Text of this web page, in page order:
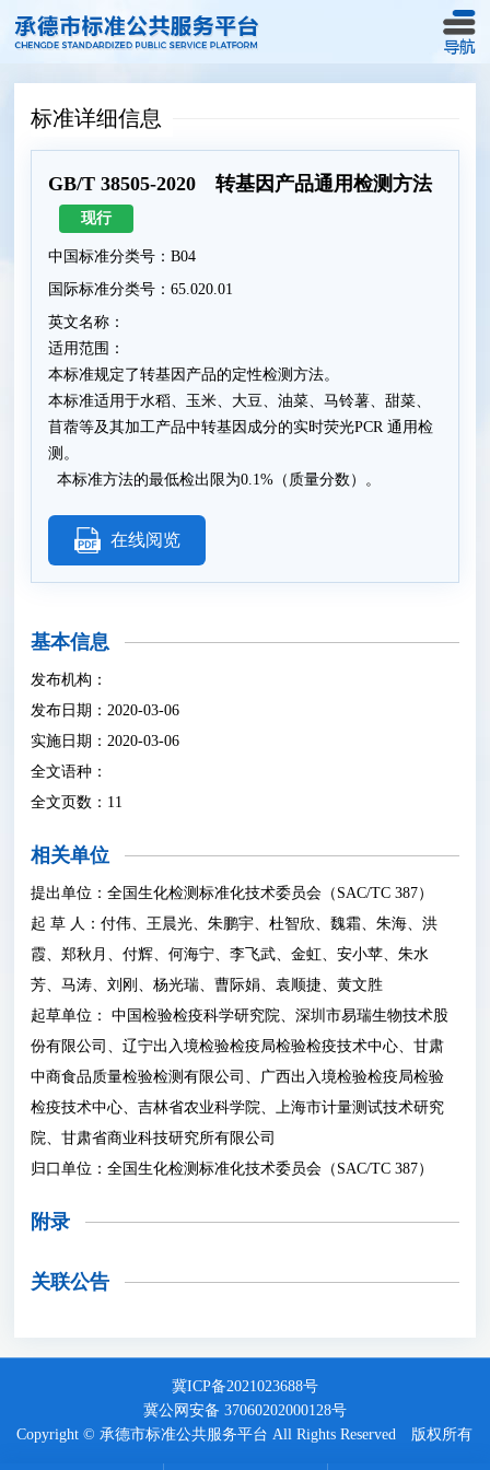
标准详细信息
GB/T 38505-2020 转基因产品通用检测方法
现行
中国标准分类号：B04
国际标准分类号：65.020.01
英文名称：
适用范围：
本标准规定了转基因产品的定性检测方法。
本标准适用于水稻、玉米、大豆、油菜、马铃薯、甜菜、
苜蓿等及其加工产品中转基因成分的实时荧光PCR 通用检
测。
本标准方法的最低检出限为0.1%（质量分数）。
在线阅览
基本信息
发布机构：
发布日期：2020-03-06
实施日期：2020-03-06
全文语种：
全文页数：11
相关单位
提出单位：全国生化检测标准化技术委员会（SAC/TC 387）
起 草 人：付伟、王晨光、朱鹏宇、杜智欣、魏霜、朱海、洪
霞、郑秋月、付辉、何海宁、李飞武、金虹、安小苹、朱水
芳、马涛、刘刚、杨光瑞、曹际娟、袁顺捷、黄文胜
起草单位： 中国检验检疫科学研究院、深圳市易瑞生物技术股
份有限公司、辽宁出入境检验检疫局检验检疫技术中心、甘肃
中商食品质量检验检测有限公司、广西出入境检验检疫局检验
检疫技术中心、吉林省农业科学院、上海市计量测试技术研究
院、甘肃省商业科技研究所有限公司
归口单位：全国生化检测标准化技术委员会（SAC/TC 387）
附录
关联公告
冀ICP备2021023688号
冀公网安备 37060202000128号
Copyright © 承德市标准公共服务平台 All Rights Reserved 版权所有